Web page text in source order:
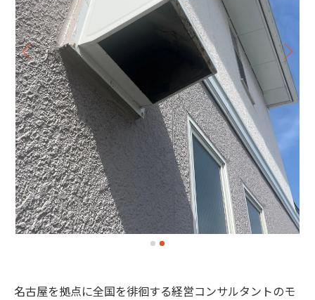
名古屋を拠点に全国を徘徊する経営コンサルタントのモ